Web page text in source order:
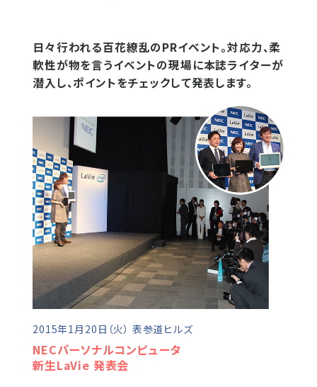
日々行われる百花繚乱のPRイベント。対応力、柔
軟性が物を言うイベントの現場に本誌ライターが
潜入し、ポイントをチェックして発表します。
2015年1月20日（火） 表参道ヒルズ
NECパーソナルコンピュータ
新生LaVie 発表会